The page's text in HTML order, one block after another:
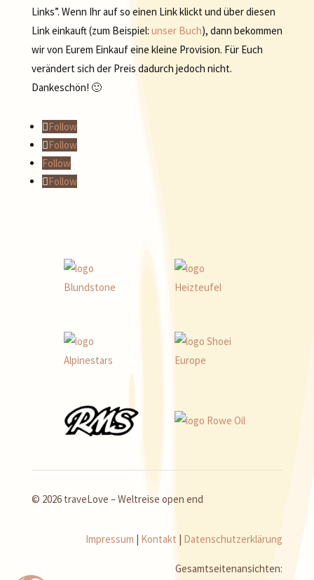
Links”. Wenn Ihr auf so einen Link klickt und über diesen
Link einkauft (zum Beispiel: unser Buch), dann bekommen
wir von Eurem Einkauf eine kleine Provision. Für Euch
verändert sich der Preis dadurch jedoch nicht.
Dankeschön! 🙂
Follow
Follow
Follow
Follow
© 2026 traveLove – Weltreise open end
Impressum Kontakt Datenschutzerklärung
Gesamtseitenansichten: